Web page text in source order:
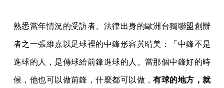
熟悉當年情況的受訪者、法律出身的歐洲台獨聯盟創辦
者之一張維嘉以足球裡的中鋒形容黃晴美：「中鋒不是
進球的人，是傳球給前鋒進球的人。當那個中鋒好的時
候，他也可以做前鋒，什麼都可以做，有球的地方，就